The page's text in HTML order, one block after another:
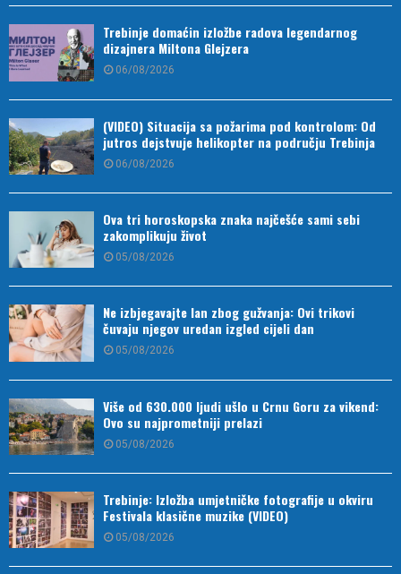
Trebinje domaćin izložbe radova legendarnog
dizajnera Miltona Glejzera
06/08/2026
(VIDEO) Situacija sa požarima pod kontrolom: Od
jutros dejstvuje helikopter na području Trebinja
06/08/2026
Ova tri horoskopska znaka najčešće sami sebi
zakomplikuju život
05/08/2026
Ne izbjegavajte lan zbog gužvanja: Ovi trikovi
čuvaju njegov uredan izgled cijeli dan
05/08/2026
Više od 630.000 ljudi ušlo u Crnu Goru za vikend:
Ovo su najprometniji prelazi
05/08/2026
Trebinje: Izložba umjetničke fotografije u okviru
Festivala klasične muzike (VIDEO)
05/08/2026